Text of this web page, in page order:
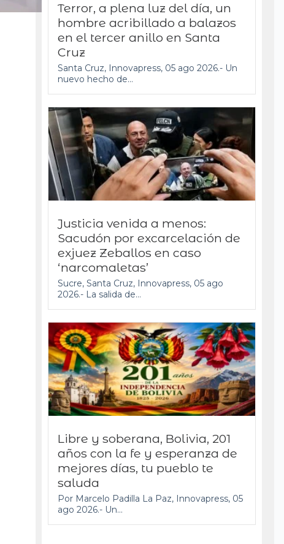
Terror, a plena luz del día, un
hombre acribillado a balazos
en el tercer anillo en Santa
Cruz
Santa Cruz, Innovapress, 05 ago 2026.- Un
nuevo hecho de...
Justicia venida a menos:
Sacudón por excarcelación de
exjuez Zeballos en caso
‘narcomaletas’
Sucre, Santa Cruz, Innovapress, 05 ago
2026.- La salida de...
Libre y soberana, Bolivia, 201
años con la fe y esperanza de
mejores días, tu pueblo te
saluda
Por Marcelo Padilla La Paz, Innovapress, 05
ago 2026.- Un...